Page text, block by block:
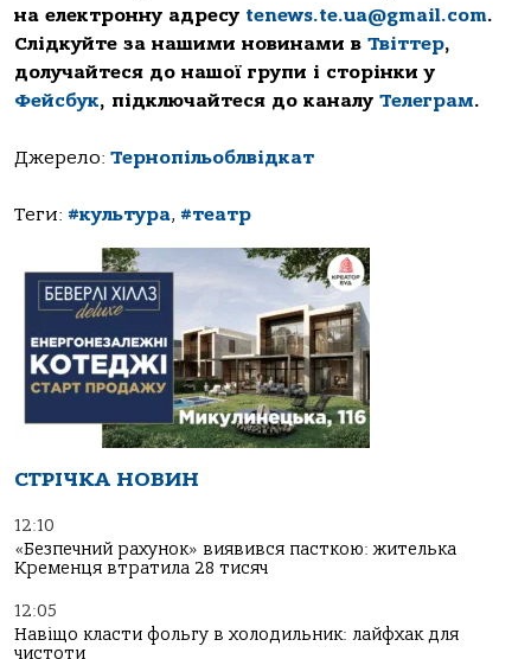
на електронну адресу tenews.te.ua@gmail.com.
Слідкуйте за нашими новинами в Твіттер,
долучайтеся до нашої групи і сторінки у
Фейсбук, підключайтеся до каналу Телеграм.
Джерело: Тернопільоблвідкат
Теги: #культура, #театр
СТРІЧКА НОВИН
12:10
«Безпечний рахунок» виявився пасткою: жителька
Кременця втратила 28 тисяч
12:05
Навіщо класти фольгу в холодильник: лайфхак для
чистоти